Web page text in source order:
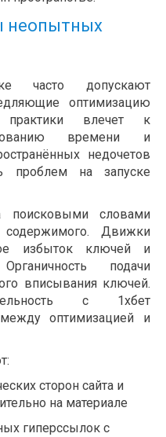
неопытных
часто допускают
оптимизацию
практики влечет к
времени и
недочетов
проблем на запуске
поисковыми словами
содержимого. Движки
избыток ключей и
подачи
вписывания ключей.
с 1хбет
между оптимизацией и
сторон сайта и
на материале
гиперссылок с